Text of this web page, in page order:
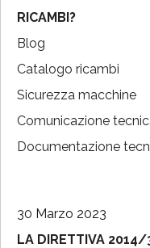
RICAMBI?
Blog
Catalogo ricambi
Sicurezza macchine
Comunicazione
Documentazione
30 Marzo 2023
LA DIRETTIVA